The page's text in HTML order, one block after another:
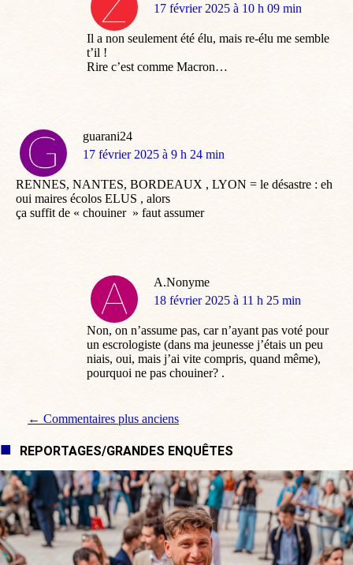
dit
17 février 2025 à 10 h 09 min
Il a non seulement été élu, mais re-élu me semble
t’il !
Rire c’est comme Macron…
guarani24
dit
17 février 2025 à 9 h 24 min
RENNES, NANTES, BORDEAUX , LYON = le désastre : eh
oui maires écolos ELUS , alors
ça suffit de « chouiner » faut assumer
A.Nonyme
dit
18 février 2025 à 11 h 25 min
Non, on n’assume pas, car n’ayant pas voté pour
un escrologiste (dans ma jeunesse j’étais un peu
niais, oui, mais j’ai vite compris, quand même),
pourquoi ne pas chouiner? .
Navigation de commentaire
← Commentaires plus anciens
REPORTAGES/GRANDES ENQUÊTES